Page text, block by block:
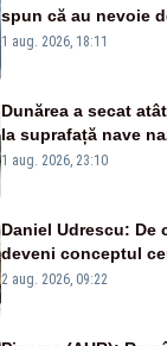
spun că au nevoie
pasează vina în
1 aug. 2026, 18:11
Dunărea a secat
la suprafață nave
război mondial
1 aug. 2026, 23:10
Daniel Udrescu: De
deveni conceptul
viitoare?
2 aug. 2026, 09:22